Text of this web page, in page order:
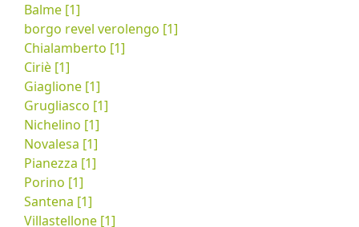
Balme [1]
borgo revel verolengo [1]
Chialamberto [1]
Ciriè [1]
Giaglione [1]
Grugliasco [1]
Nichelino [1]
Novalesa [1]
Pianezza [1]
Porino [1]
Santena [1]
Villastellone [1]